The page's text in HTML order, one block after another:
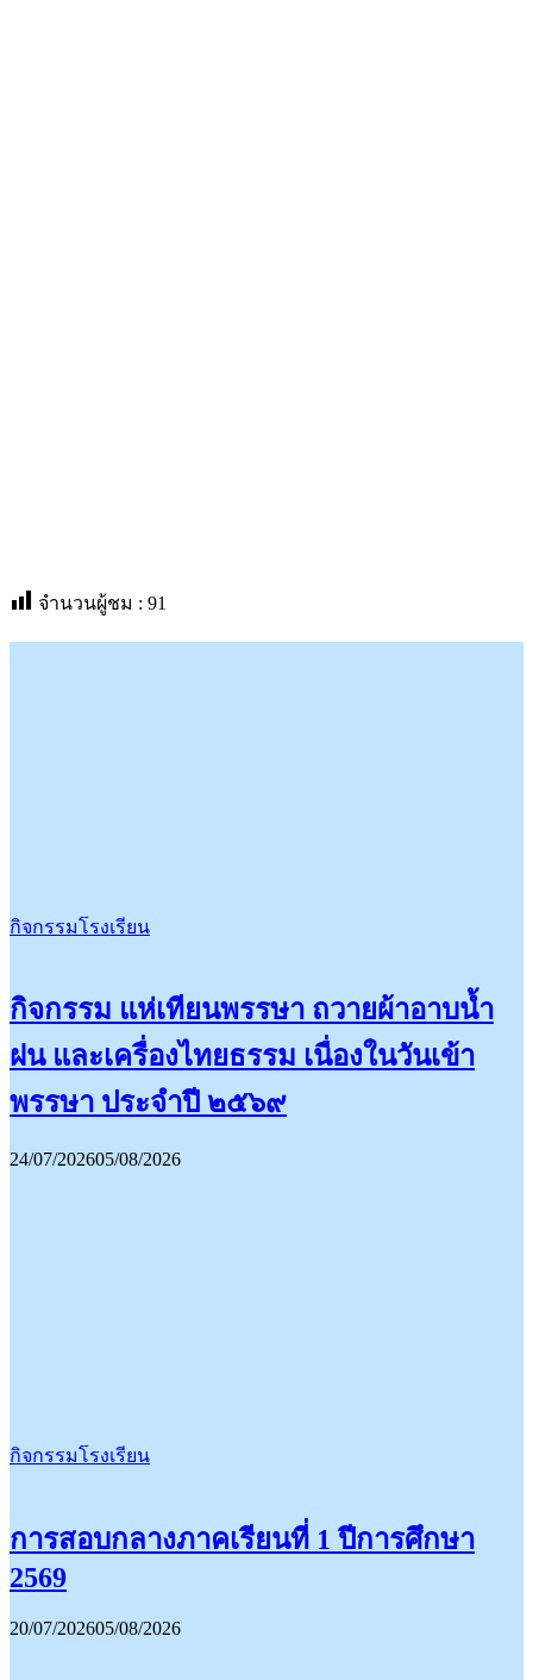
จำนวนผู้ชม : 91
กิจกรรมโรงเรียน
กิจกรรม แห่เทียนพรรษา ถวายผ้าอาบน้ำ
ฝน และเครื่องไทยธรรม เนื่องในวันเข้า
พรรษา ประจำปี ๒๕๖๙
24/07/202605/08/2026
กิจกรรมโรงเรียน
การสอบกลางภาคเรียนที่ 1 ปีการศึกษา
2569
20/07/202605/08/2026